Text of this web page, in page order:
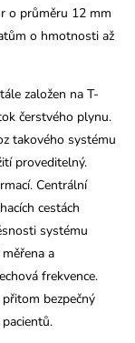
o průměru 12 mm
o hmotnosti až
založen na T-
čerstvého plynu.
takového systému
proveditelný.
Centrální
cestách
systému
a
frekvence.
bezpečný